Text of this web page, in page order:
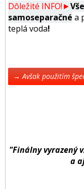
Dôležité INFO!►
samoseparačné a
teplá voda!
→ Avšak použitím
"Finálny vyrazený
a